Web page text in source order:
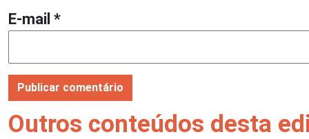
E-mail *
Outros conteúdos desta